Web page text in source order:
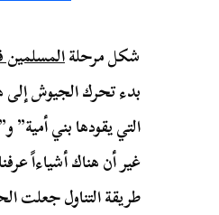
شكل مرحلة
بدء تحرك الجيوش إلى
التي يقودها بني أمية”
غير أن هناك أشياءاً
طريقة التناول جعلت